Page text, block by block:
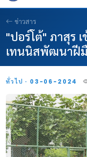
ข่าวสาร
"ปอร์โต้" ภาสุร
เทนนิสพัฒนาฝีมื
ทั่วไป · 03-06-2024